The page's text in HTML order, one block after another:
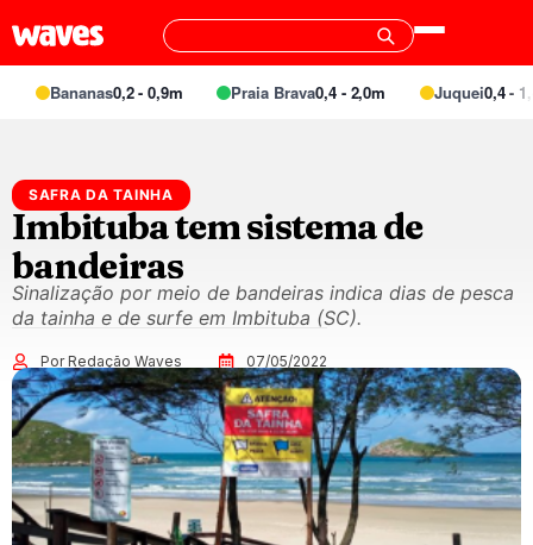
Bananas0,2 - 0,9m Praia Brava0,4 - 2,0m Juquei0,4 -
SAFRA DA TAINHA
Imbituba tem sistema de
bandeiras
Sinalização por meio de bandeiras indica dias de pesca
da tainha e de surfe em Imbituba (SC).
Por Redação Waves 07/05/2022